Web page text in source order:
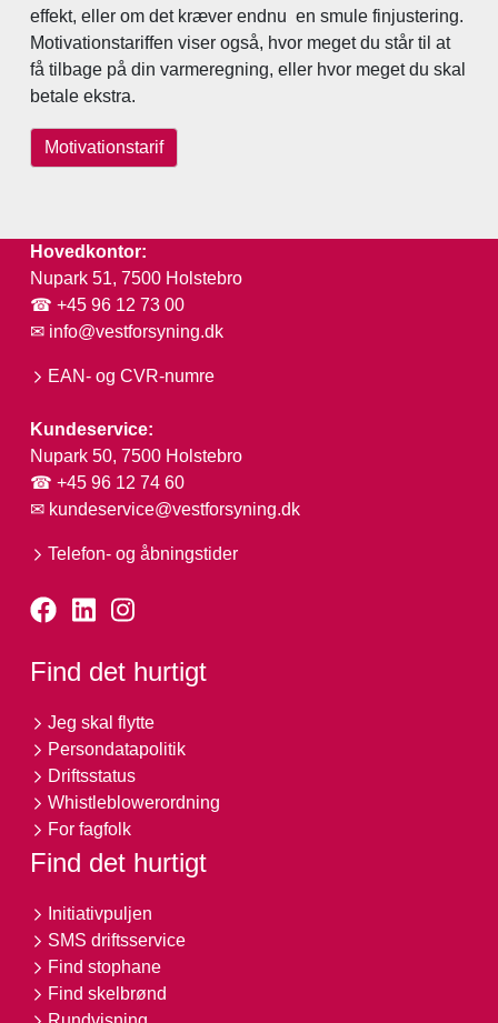
effekt, eller om det kræver endnu en smule finjustering.
Motivationstariffen viser også, hvor meget du står til at
få tilbage på din varmeregning, eller hvor meget du skal
betale ekstra.
Motivationstarif
Hovedkontor:
Nupark 51, 7500 Holstebro
☎ +45 96 12 73 00
✉ info@vestforsyning.dk
EAN- og CVR-numre
Kundeservice:
Nupark 50, 7500 Holstebro
☎ +45 96 12 74 60
✉ kundeservice@vestforsyning.dk
Telefon- og åbningstider
Find det hurtigt
Jeg skal flytte
Persondatapolitik
Driftsstatus
Whistleblowerordning
For fagfolk
Find det hurtigt
Initiativpuljen
SMS driftsservice
Find stophane
Find skelbrønd